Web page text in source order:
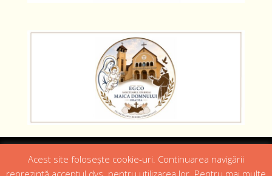
Acest site folosește cookie-uri. Continuarea navigării